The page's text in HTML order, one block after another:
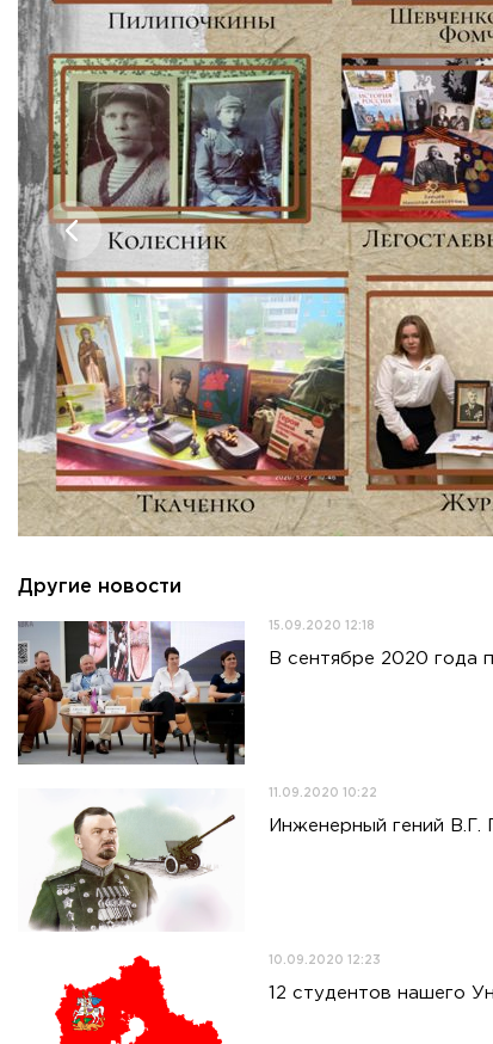
ЗАКАЗАТЬ ОБРАТНЫЙ ЗВОНОК
АДРЕС
141221, Московская обл., Городской округ Пушкинский,
ТЕЛЕФОНЫ
+7 (495) 940 83 00
+7 (495) 940 83 58 - Приемная комиссия
E-MAIL
info@rguts.ru
obrashenia@rguts.ru
priem@rguts.ru - Приемная комиссия
ГРАФИК И РЕЖИМ РАБОТЫ
пн-чт: с 09:00 до 18:00;
пт: с 09:00 до 16:45;
сб-вс: выходной
Приемная комиссия
пн-пт: с 10:00 до 17:00;
сб: с 10:00 до 15:30;
вс: выходной.
Другие новости
15.09.2020 12:18
В сентябре 2020 года
11.09.2020 10:22
Инженерный гений В.Г.
10.09.2020 12:23
12 студентов нашего